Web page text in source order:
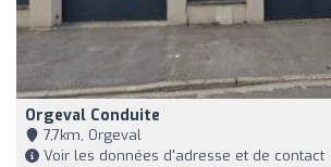
Orgeval Conduite
7,7km, Orgeval
Voir les données d'adresse et de contact